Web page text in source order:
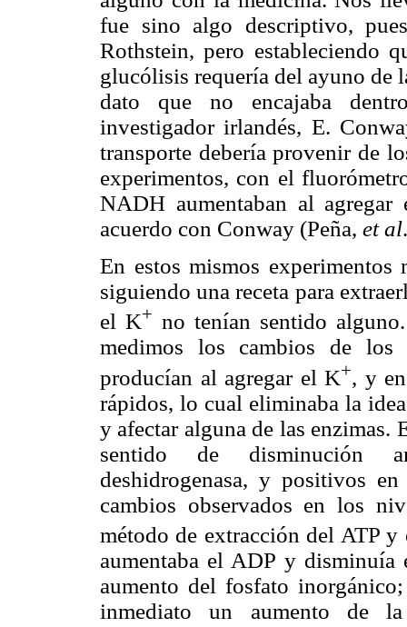
fue sino algo descriptivo,
Rothstein, pero estableciendo
glucólisis requería del ayuno de
dato que no encajaba
investigador irlandés, E.
transporte debería provenir de
experimentos, con el
NADH aumentaban al
acuerdo con Conway (Peña, et al
En estos mismos
siguiendo una receta para
el K+ no tenían sentido
medimos los cambios de
producían al agregar el K+, y
rápidos, lo cual eliminaba la
y afectar alguna de las enzimas.
sentido de disminución
deshidrogenasa, y positivos
cambios observados en los
método de extracción del ATP
aumentaba el ADP y disminuía
aumento del fosfato
inmediato un aumento de